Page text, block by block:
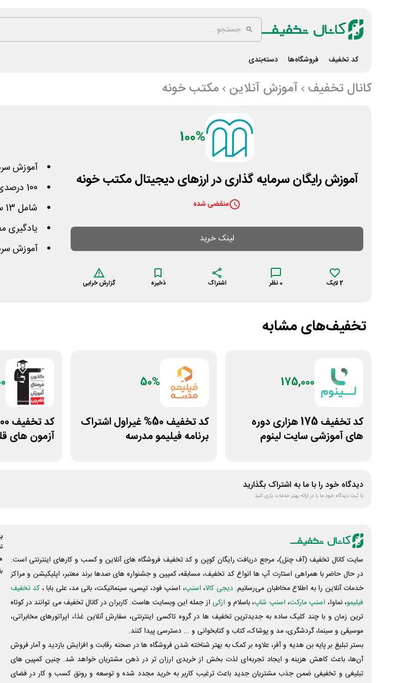
کد تخفیف فروشگاه‌ها دسته‌بندی
کانال تخفیف آموزش آنلاین مکتب خونه
100%
آموزش رایگان سرمایه گذاری در ارزهای دیجیتال مکتب خونه
منقضی شده
لینک خرید
2 لایک 0 نظر اشتراک ذخیره گزارش خرابی
آموزش
100 درصدی بدون نیاز به
شامل 13 ساعت ویدیو برای ورود به بازارهای مالی و کریپتو
یادگیری
آموزش
تخفیف‌های مشابه
175,000
کد تخفیف 175 هزاری دوره
های آموزشی سایت لینوم
50%
کد تخفیف 50% غیراول اشتراک
برنامه فیلیمو مدرسه
آزمون های
دیدگاه خود را با ما به اشتراک بگذارید
با ثبت دیدگاه خود ما را در ارائه بهتر خدمات یاری کنید
سایت کانال تخفیف (آف چنل)، مرجع دریافت رایگان کوپن و کد تخفیف فروشگاه های آنلاین و کسب و‌ کارهای اینترنتی است.
در حال حاضر با همراهی استارت آپ ها انواع کد تخفیف، مسابقه، کمپین و جشنواره های صدها برند معتبر، اپلیکیشن و مراکز
خدمات آنلاین را به اطلاع مخاطبان می‌رسانیم. دیجی کالا، اسنپ، اسنپ فود، تپسی، سینماتیکت، بانی مد، علی‌ بابا ، کد تخفیف
فیلیمو، نماوا، اسنپ مارکت، اسنپ شاپ، باسلام و ازکی از جمله این وبسایت ‌هاست. کاربران در کانال تخفیف می توانند در کوتاه
ترین زمان و با چند کلیک ساده به جدیدترین تخفیف ها در گروه تاکسی اینترنتی، سفارش آنلاین غذا، اپراتورهای مخابراتی،
موسیقی و سینما، گردشگری، مد و پوشاک، کتاب و کتابخوانی و ... دسترسی پیدا کنند.
بستر تبلیغ بر پایه بن هدیه و آفر، علاوه بر کمک به بهتر شناخته شدن فروشگاه ها در صحنه رقابت و افزایش بازدید و آمار فروش
آن‌ها، باعث کاهش هزینه و ایجاد تجربه‌ای لذت بخش از خریدی ارزان تر در ذهن مشتریان خواهد شد. چنین کمپین های
تبلیغی و تخفیفی ضمن جذب مشتریان جدید باعث ترغیب کاربر به خرید مجدد شده و توسعه و رونق کسب و کار در فضای